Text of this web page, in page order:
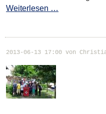
Weiterlesen …
2013-06-13 17:00 von